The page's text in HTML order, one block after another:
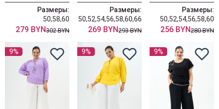
Размеры:
50,58,60
279 BYN302 BYN
Размеры:
50,52,54,56,58,60,66
269 BYN293 BYN
Размеры:
50,52,54,56,58,60
256 BYN280 BYN
9% 9% 9%